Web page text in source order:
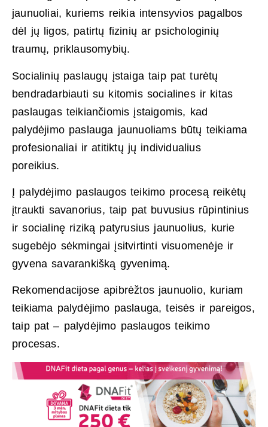
jaunuoliai, kuriems reikia intensyvios pagalbos
dėl jų ligos, patirtų fizinių ar psichologinių
traumų, priklausomybių.
Socialinių paslaugų įstaiga taip pat turėtų
bendradarbiauti su kitomis socialines ir kitas
paslaugas teikiančiomis įstaigomis, kad
palydėjimo paslauga jaunuoliams būtų teikiama
profesionaliai ir atitiktų jų individualius
poreikius.
Į palydėjimo paslaugos teikimo procesą reikėtų
įtraukti savanorius, taip pat buvusius rūpintinius
ir socialinę riziką patyrusius jaunuolius, kurie
sugebėjo sėkmingai įsitvirtinti visuomenėje ir
gyvena savarankišką gyvenimą.
Rekomendacijose apibrėžtos jaunuolio, kuriam
teikiama palydėjimo paslauga, teisės ir pareigos,
taip pat – palydėjimo paslaugos teikimo
procesas.